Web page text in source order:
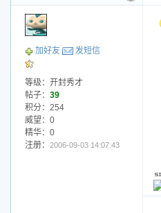
加好友 发短信
等级：开封秀才
帖子： 39
积分：254
威望：0
精华：0
注册： 2006-09-03 14:07:43